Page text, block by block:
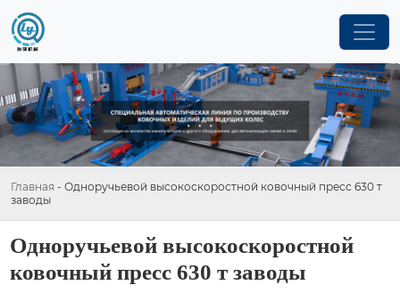
Главная - Одноручьевой высокоскоростной ковочный пресс 630 т
заводы
Одноручьевой высокоскоростной
ковочный пресс 630 т заводы